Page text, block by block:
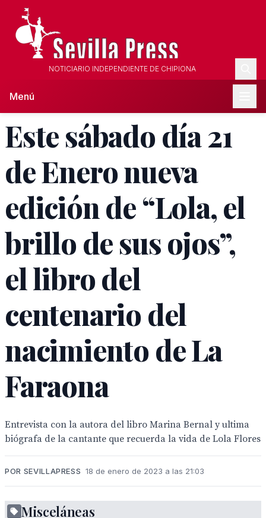
NOTICIARIO INDEPENDIENTE DE CHIPIONA
Menú
Este sábado día 21
de Enero nueva
edición de “Lola, el
brillo de sus ojos”,
el libro del
centenario del
nacimiento de La
Faraona
Entrevista con la autora del libro Marina Bernal y ultima
biógrafa de la cantante que recuerda la vida de Lola Flores
POR SEVILLAPRESS 18 de enero de 2023 a las 21:03
Una Misceláneas